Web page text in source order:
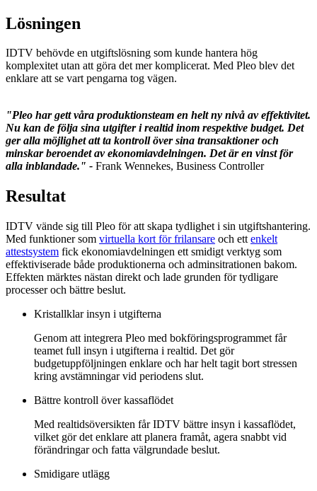
Lösningen
IDTV behövde en utgiftslösning som kunde hantera hög
komplexitet utan att göra det mer komplicerat. Med Pleo blev det
enklare att se vart pengarna tog vägen.
"Pleo har gett våra produktionsteam en helt ny nivå av effektivitet.
Nu kan de följa sina utgifter i realtid inom respektive budget. Det
ger alla möjlighet att ta kontroll över sina transaktioner och
minskar beroendet av ekonomiavdelningen. Det är en vinst för
alla inblandade." - Frank Wennekes, Business Controller
Resultat
IDTV vände sig till Pleo för att skapa tydlighet i sin utgiftshantering.
Med funktioner som virtuella kort för frilansare och ett enkelt
attestsystem fick ekonomiavdelningen ett smidigt verktyg som
effektiviserade både produktionerna och adminsitrationen bakom.
Effekten märktes nästan direkt och lade grunden för tydligare
processer och bättre beslut.
Kristallklar insyn i utgifterna
Genom att integrera Pleo med bokföringsprogrammet får
teamet full insyn i utgifterna i realtid. Det gör
budgetuppföljningen enklare och har helt tagit bort stressen
kring avstämningar vid periodens slut.
Bättre kontroll över kassaflödet
Med realtidsöversikten får IDTV bättre insyn i kassaflödet,
vilket gör det enklare att planera framåt, agera snabbt vid
förändringar och fatta välgrundade beslut.
Smidigare utlägg